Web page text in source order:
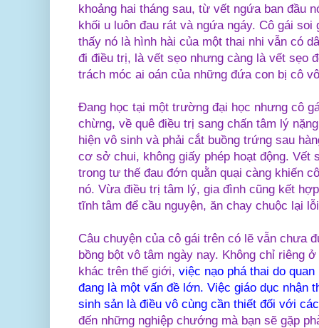
khoảng hai tháng sau, từ vết ngứa ban đầu
khối u luôn đau rát và ngứa ngáy. Cô gái
thấy nó là hình hài của một thai nhi vẫn có
đi điều trị, là vết sẹo nhưng càng là vết sẹo
trách móc ai oán của những đứa con bị cô
Đang học tại một trường đại học nhưng cô
chừng, về quê điều trị sang chấn tâm lý
hiện vô sinh và phải cắt buồng trứng sau
cơ sở chui, không giấy phép hoạt động. Vết
trong tư thế đau đớn quằn quại càng khiến
nó. Vừa điều trị tâm lý, gia đình cũng kết
tĩnh tâm để cầu nguyện, ăn chay chuộc lại
Câu chuyện của cô gái trên có lẽ vẫn chưa
bồng bột vô tâm ngày nay. Không chỉ riêng
khác trên thế giới, việc nạo phá thai do
đang là một vấn đề lớn. Việc giáo dục nhận
sinh sản là điều vô cùng cần thiết đối với
đến những nghiệp chướng mà bạn sẽ gặp